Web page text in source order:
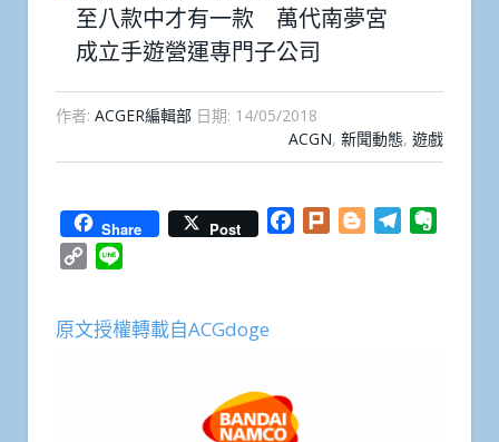
至八款中才有一款 萬代南夢宮
成立手遊營運専門子公司
作者: ACGER編輯部 日期: 14/05/2018
ACGN, 新聞動態, 遊戲
Share Post Facebook
Plurk BloggerTelegram
Copy
原文授權轉載自ACGdoge